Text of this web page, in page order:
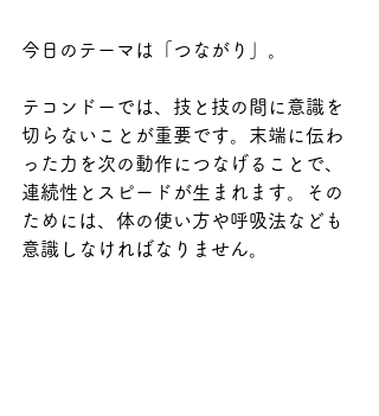
今日のテーマは「つながり」。
テコンドーでは、技と技の間に意識を
切らないことが重要です。末端に伝わ
った力を次の動作につなげることで、
連続性とスピードが生まれます。その
ためには、体の使い方や呼吸法なども
意識しなければなりません。